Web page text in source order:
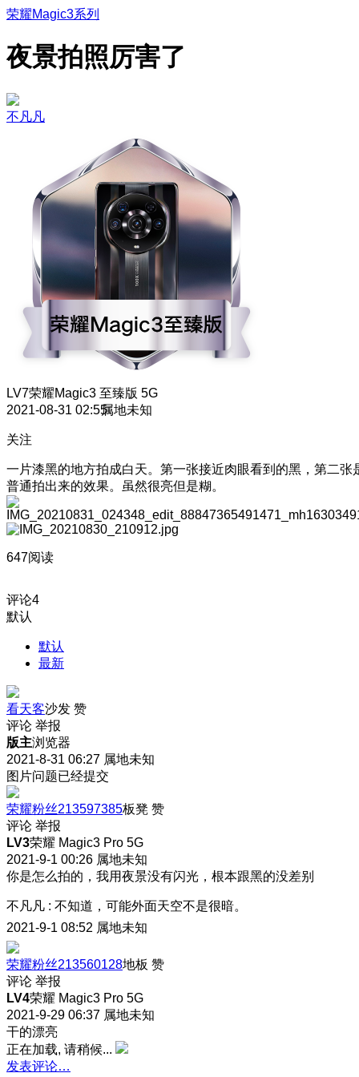
荣耀Magic3系列
夜景拍照厉害了
不凡凡
LV7荣耀Magic3 至臻版 5G
2021-08-31 02:55属地未知
关注
一片漆黑的地方拍成白天。第一张接近肉眼看到的黑，第二张
普通拍出来的效果。虽然很亮但是糊。
647阅读
评论4
默认
默认
最新
看天客沙发 赞
评论 举报
版主浏览器
2021-8-31 06:27 属地未知
图片问题已经提交
荣耀粉丝213597385板凳 赞
评论 举报
LV3荣耀 Magic3 Pro 5G
2021-9-1 00:26 属地未知
你是怎么拍的，我用夜景没有闪光，根本跟黑的没差别
不凡凡 : 不知道，可能外面天空不是很暗。
2021-9-1 08:52 属地未知
荣耀粉丝213560128地板 赞
评论 举报
LV4荣耀 Magic3 Pro 5G
2021-9-29 06:37 属地未知
干的漂亮
正在加载, 请稍候...
发表评论…